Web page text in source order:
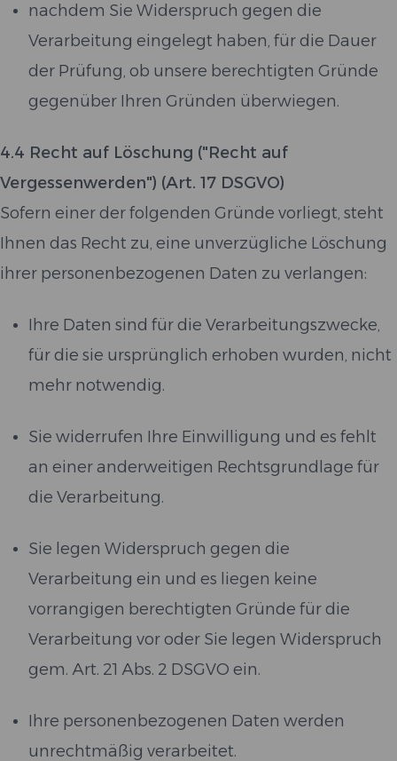
nachdem Sie Widerspruch gegen die
Verarbeitung eingelegt haben, für die Dauer
der Prüfung, ob unsere berechtigten Gründe
gegenüber Ihren Gründen überwiegen.
4.4 Recht auf Löschung ("Recht auf
Vergessenwerden") (Art. 17 DSGVO)
Sofern einer der folgenden Gründe vorliegt, steht
Ihnen das Recht zu, eine unverzügliche Löschung
ihrer personenbezogenen Daten zu verlangen:
Ihre Daten sind für die Verarbeitungszwecke,
für die sie ursprünglich erhoben wurden, nicht
mehr notwendig.
Sie widerrufen Ihre Einwilligung und es fehlt
an einer anderweitigen Rechtsgrundlage für
die Verarbeitung.
Sie legen Widerspruch gegen die
Verarbeitung ein und es liegen keine
vorrangigen berechtigten Gründe für die
Verarbeitung vor oder Sie legen Widerspruch
gem. Art. 21 Abs. 2 DSGVO ein.
Ihre personenbezogenen Daten werden
unrechtmäßig verarbeitet.